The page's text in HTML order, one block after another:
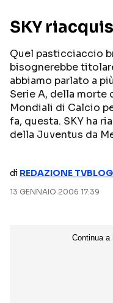
CANALI TV
PROGRAMMI TV
PERSONAGGI TV
Streaming
AMAZON PRIME
DISNEY+
SKY
Quel pasticciaccio
bisognerebbe
abbiamo parlato a
Serie A, della morte
Mondiali di Calcio
fa, questa. SKY ha
della Juventus da
di REDAZIONE TVBLOG
13 GENNAIO 2006 17:39